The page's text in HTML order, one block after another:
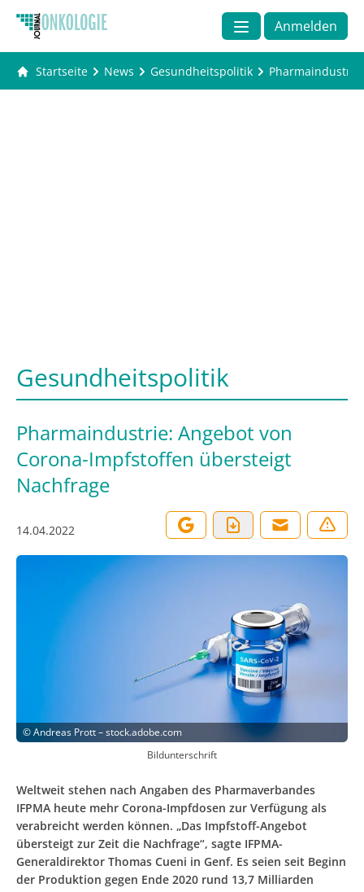
Anmelden
Startseite News Gesundheitspolitik
Gesundheitspolitik
Pharmaindustrie: Angebot von
Corona-Impfstoffen übersteigt
Nachfrage
14.04.2022
©Andreas Prott – stock.adobe.com
Bildunterschrift
Weltweit stehen nach Angaben des Pharmaverbandes
IFPMA heute mehr Corona-Impfdosen zur Verfügung als
verabreicht werden können. „Das Impfstoff-Angebot
übersteigt zur Zeit die Nachfrage“, sagte IFPMA-
Generaldirektor Thomas Cueni in Genf. Es seien seit Beginn
der Produktion gegen Ende 2020 rund 13,7 Milliarden